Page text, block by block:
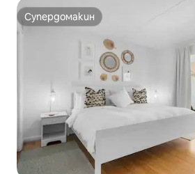
Супердомакин
Супердомакин